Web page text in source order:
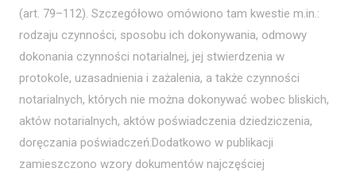
(art. 79–112). Szczegółowo omówiono tam kwestie m.in.:
rodzaju czynności, sposobu ich dokonywania, odmowy
dokonania czynności notarialnej, jej stwierdzenia w
protokole, uzasadnienia i zażalenia, a także czynności
notarialnych, których nie można dokonywać wobec bliskich,
aktów notarialnych, aktów poświadczenia dziedziczenia,
doręczania poświadczeń.Dodatkowo w publikacji
zamieszczono wzory dokumentów najczęściej